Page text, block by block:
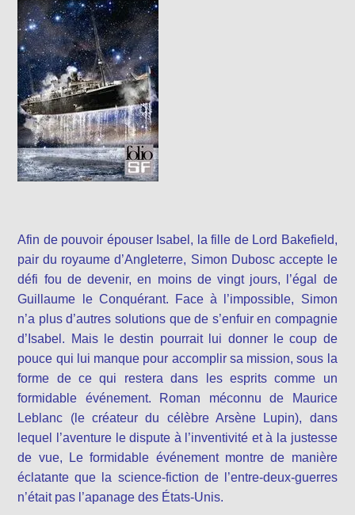
Afin de pouvoir épouser Isabel, la fille de Lord Bakefield,
pair du royaume d’Angleterre, Simon Dubosc accepte le
défi fou de devenir, en moins de vingt jours, l’égal de
Guillaume le Conquérant. Face à l’impossible, Simon
n’a plus d’autres solutions que de s’enfuir en compagnie
d’Isabel. Mais le destin pourrait lui donner le coup de
pouce qui lui manque pour accomplir sa mission, sous la
forme de ce qui restera dans les esprits comme un
formidable événement. Roman méconnu de Maurice
Leblanc (le créateur du célèbre Arsène Lupin), dans
lequel l’aventure le dispute à l’inventivité et à la justesse
de vue, Le formidable événement montre de manière
éclatante que la science-fiction de l’entre-deux-guerres
n’était pas l’apanage des États-Unis.